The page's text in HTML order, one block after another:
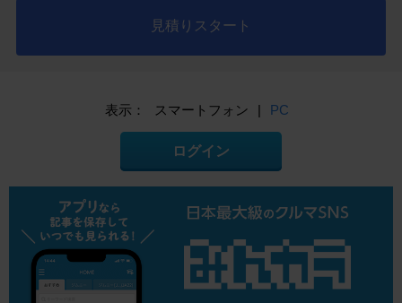
見積りスタート
表示： スマートフォン | PC
ログイン